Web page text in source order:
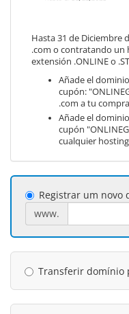
Hasta 31 de Diciembre
.com o contratando un
extensión .ONLINE o
Añade el
cupón:
.com a tu
Añade el
cupón
cualquier
Registrar um novo
www.
Transferir domínio